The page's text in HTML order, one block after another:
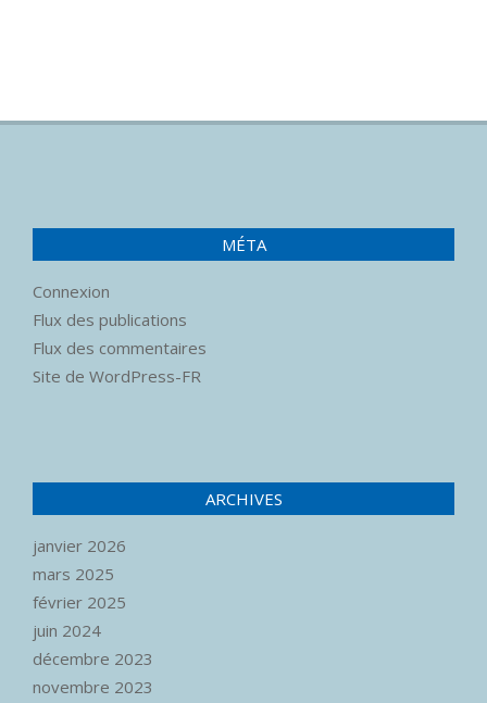
MÉTA
Connexion
Flux des publications
Flux des commentaires
Site de WordPress-FR
ARCHIVES
janvier 2026
mars 2025
février 2025
juin 2024
décembre 2023
novembre 2023